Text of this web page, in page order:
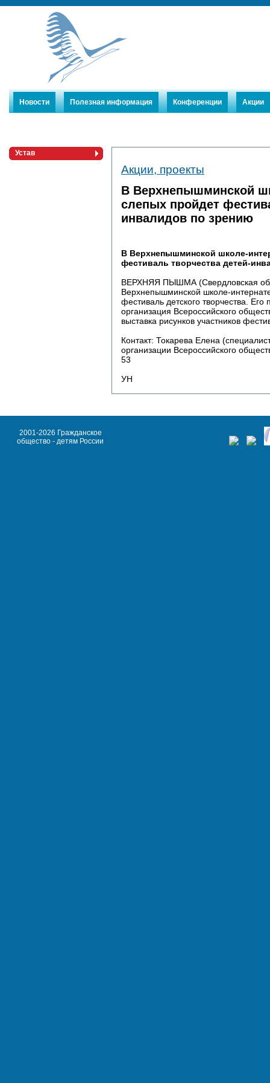
Новости Полезная информация Конференции Акции
Устав
Акции, проекты
В Верхнепышминской
слепых пройдет
инвалидов по зрению
В Верхнепышминской школе-
фестиваль творчества детей-
ВЕРХНЯЯ ПЫШМА (Свердловская
Верхнепышминской школе-
фестиваль детского творчества.
организация Всероссийского
выставка рисунков участников
Контакт: Токарева Елена
организации Всероссийского
53
УН
2001-2026 Гражданское
общество - детям России